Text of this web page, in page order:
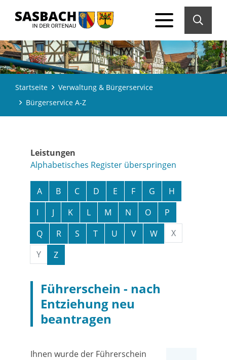
Startseite
Verwaltung & Bürgerservice
Bürgerservice A-Z
Leistungen
Alphabetisches Register überspringen
A B C D E F G
H
I
J K L M N O
P
Q
R S T U V W
X
Y
Z
Führerschein - nach
Entziehung neu
beantragen
Ihnen wurde der Führerschein